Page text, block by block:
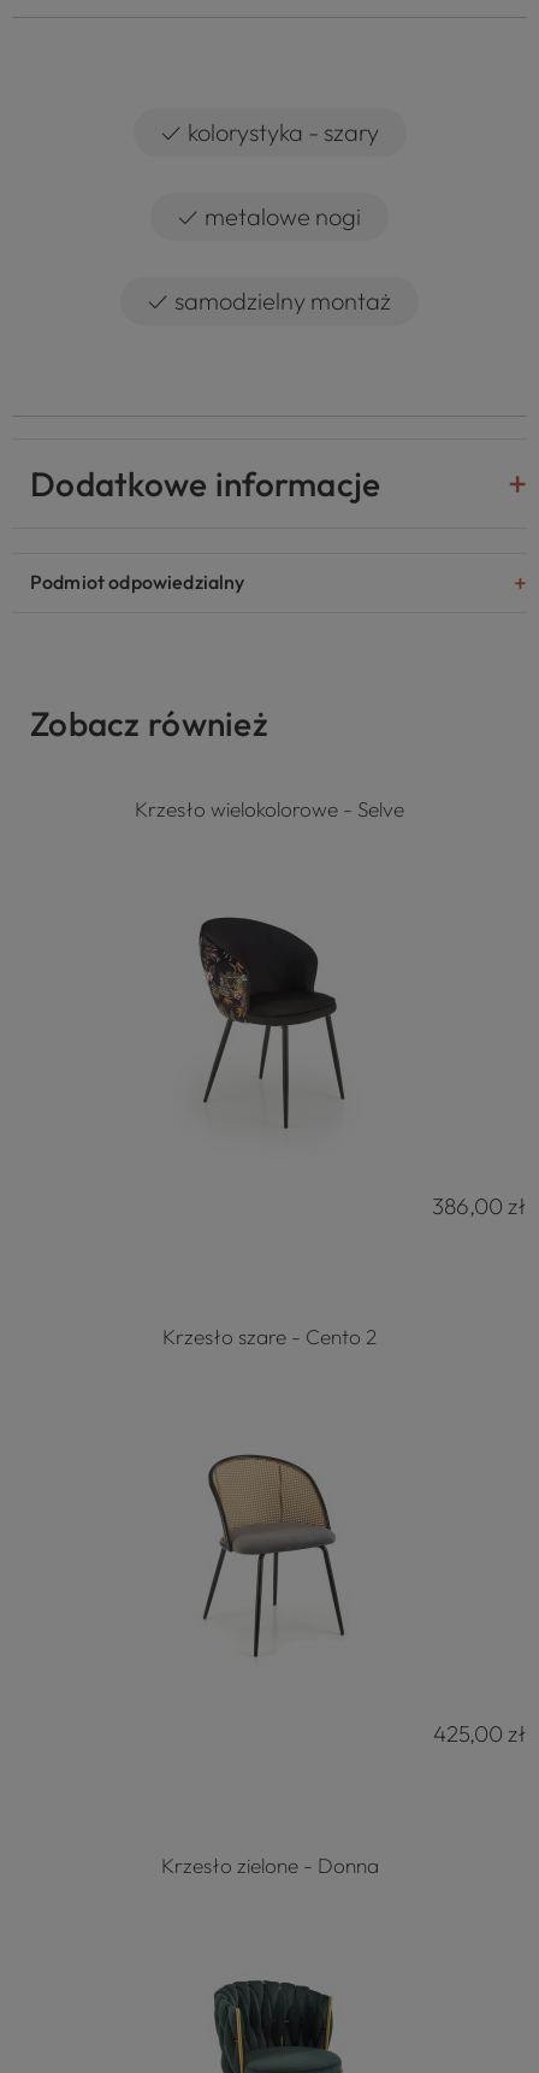
✓ kolorystyka - szary
✓ metalowe nogi
✓ samodzielny montaż
Dodatkowe informacje
Podmiot odpowiedzialny
Zobacz również
Krzesło wielokolorowe - Selve
386,00 zł
Krzesło szare - Cento 2
425,00 zł
Krzesło zielone - Donna